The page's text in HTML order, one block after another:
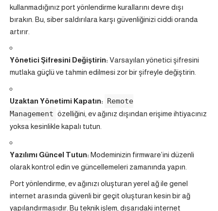
kullanmadığınız port yönlendirme kurallarını devre dışı
bırakın. Bu, siber saldırılara karşı güvenliğinizi ciddi oranda
artırır.
Yönetici Şifresini Değiştirin: Varsayılan yönetici şifresini
mutlaka güçlü ve tahmin edilmesi zor bir şifreyle değiştirin.
Uzaktan Yönetimi Kapatın: Remote
Management özelliğini, ev ağınız dışından erişime ihtiyacınız
yoksa kesinlikle kapalı tutun.
Yazılımı Güncel Tutun: Modeminizin firmware’ini düzenli
olarak kontrol edin ve güncellemeleri zamanında yapın.
Port yönlendirme, ev ağınızı oluşturan yerel ağ ile genel
internet arasında güvenli bir geçit oluşturan kesin bir ağ
yapılandırmasıdır. Bu teknik işlem, dışarıdaki internet